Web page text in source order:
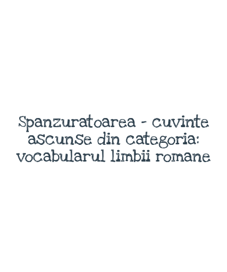
Spanzuratoarea - cuvinte
ascunse din categoria:
vocabularul limbii romane